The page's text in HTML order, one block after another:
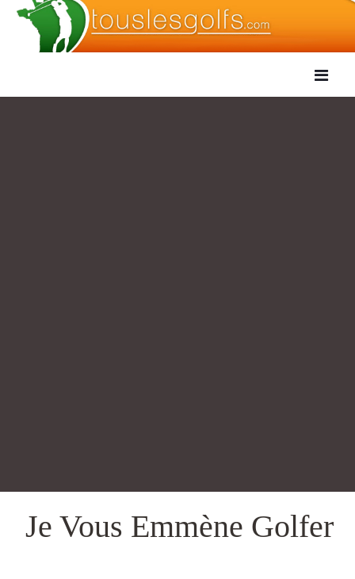
Je Vous Emmène Golfer